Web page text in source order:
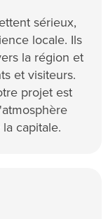
sérieux,
locale. Ils
la région et
et visiteurs.
projet est
capitale.